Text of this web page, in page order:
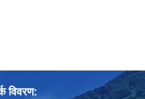
विवरण: